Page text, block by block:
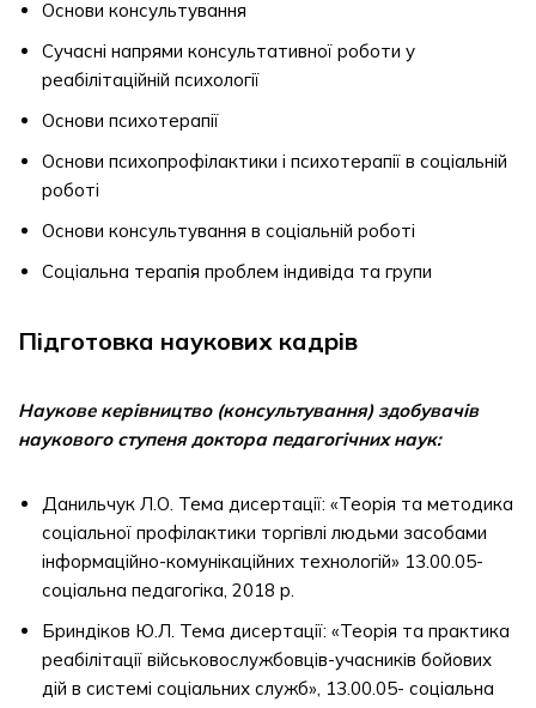
Основи консультування
Сучасні напрями консультативної роботи у
реабілітаційній психології
Основи психотерапії
Основи психопрофілактики і психотерапії в соціальній
роботі
Основи консультування в соціальній роботі
Соціальна терапія проблем індивіда та групи
Підготовка наукових кадрів
Наукове керівництво (консультування) здобувачів
наукового ступеня доктора педагогічних наук:
Данильчук Л.О. Тема дисертації: «Теорія та методика
соціальної профілактики торгівлі людьми засобами
інформаційно-комунікаційних технологій» 13.00.05-
соціальна педагогіка, 2018 р.
Бриндіков Ю.Л. Тема дисертації: «Теорія та практика
реабілітації військовослужбовців-учасників бойових
дій в системі соціальних служб», 13.00.05- соціальна